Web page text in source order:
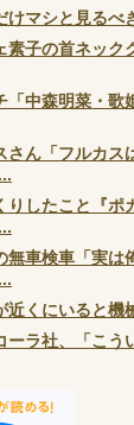
けマシと見るべ
素子の首ネック
「中森明菜・
さん「フルカス
りしたこと『ポ
無車検車「実
近くにいると機
ーラ社、「こ